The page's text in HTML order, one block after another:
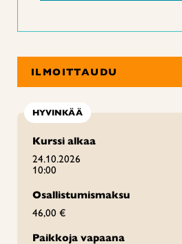
ILMOITTAUDU
HYVINKÄÄ
Kurssi alkaa
24.10.2026
10:00
Osallistumismaksu
46,00 €
Paikkoja vapaana